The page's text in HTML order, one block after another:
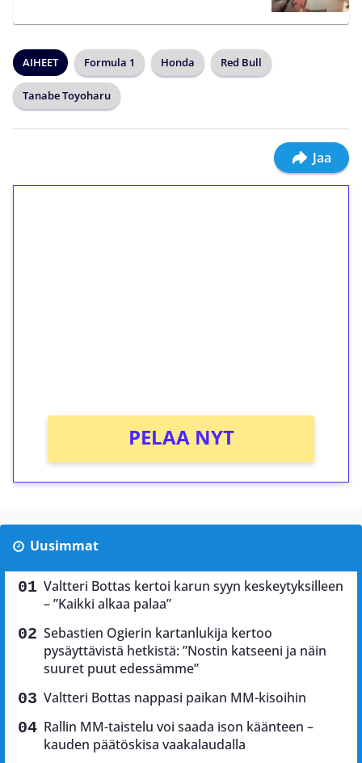
AIHEET Formula 1 Honda Red Bull
Tanabe Toyoharu
Jaa
PELAA NYT
Uusimmat
Valtteri Bottas kertoi karun syyn keskeytyksilleen
– ”Kaikki alkaa palaa”
Sebastien Ogierin kartanlukija kertoo
pysäyttävistä hetkistä: ”Nostin katseeni ja näin
suuret puut edessämme”
Valtteri Bottas nappasi paikan MM-kisoihin
Rallin MM-taistelu voi saada ison käänteen –
kauden päätöskisa vaakalaudalla